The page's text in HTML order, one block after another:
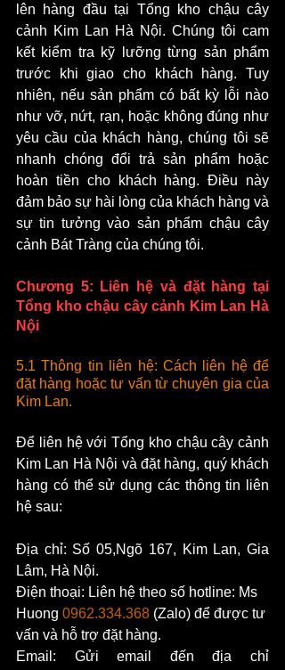
lên hàng đầu tại Tổng kho chậu cây
cảnh Kim Lan Hà Nội. Chúng tôi cam
kết kiểm tra kỹ lưỡng từng sản phẩm
trước khi giao cho khách hàng. Tuy
nhiên, nếu sản phẩm có bất kỳ lỗi nào
như vỡ, nứt, rạn, hoặc không đúng như
yêu cầu của khách hàng, chúng tôi sẽ
nhanh chóng đổi trả sản phẩm hoặc
hoàn tiền cho khách hàng. Điều này
đảm bảo sự hài lòng của khách hàng và
sự tin tưởng vào sản phẩm chậu cây
cảnh Bát Tràng của chúng tôi.
Chương 5: Liên hệ và đặt hàng tại
Tổng kho chậu cây cảnh Kim Lan Hà
Nội
5.1 Thông tin liên hệ: Cách liên hệ để
đặt hàng hoặc tư vấn từ chuyên gia của
Kim Lan.
Để liên hệ với Tổng kho chậu cây cảnh
Kim Lan Hà Nội và đặt hàng, quý khách
hàng có thể sử dụng các thông tin liên
hệ sau:
Địa chỉ: Số 05,Ngõ 167, Kim Lan, Gia
Lâm, Hà Nội.
Điện thoại: Liên hệ theo số hotline: Ms
Huong 0962.334.368 (Zalo) để được tư
vấn và hỗ trợ đặt hàng.
Email: Gửi email đến địa chỉ